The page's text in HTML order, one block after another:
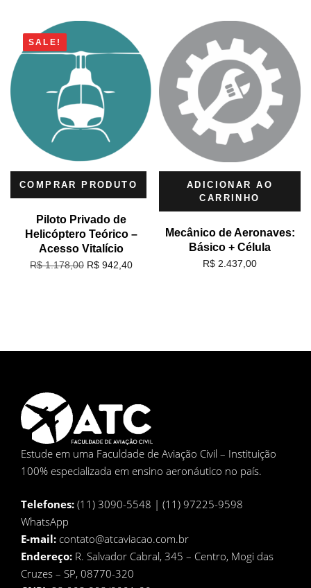
SALE!
COMPRAR PRODUTO
Piloto Privado de
Helicóptero Teórico –
Acesso Vitalício
R$1.178,00 R$ 942,40
ADICIONAR AO
CARRINHO
Mecânico de Aeronaves:
Básico + Célula
R$ 2.437,00
Estude em uma Faculdade de Aviação Civil – Instituição
100% especializada em ensino aeronáutico no país.
Telefones: (11) 3090-5548 | (11) 97225-9598
WhatsApp
E-mail: contato@atcaviacao.com.br
Endereço: R. Salvador Cabral, 345 – Centro, Mogi das
Cruzes – SP, 08770-320